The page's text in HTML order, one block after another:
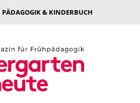
PÄDAGOGIK & KINDERBUCH